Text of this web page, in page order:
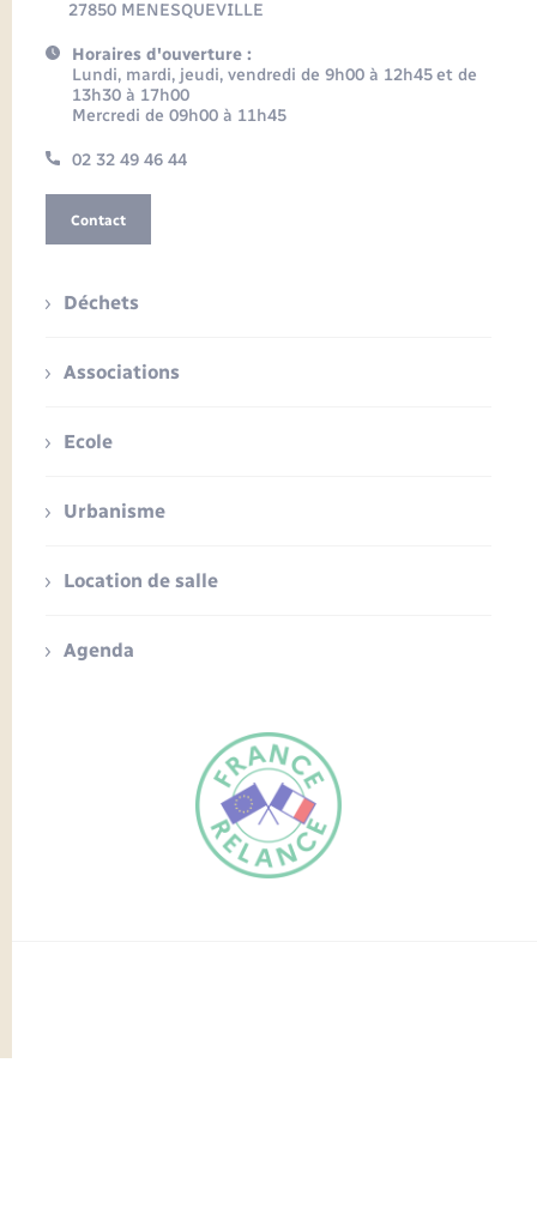
FR
27850 MENESQUEVILLE
Horaires d'ouverture :
Lundi, mardi, jeudi, vendredi de 9h00 à 12h45 et de
13h30 à 17h00
Mercredi de 09h00 à 11h45
02 32 49 46 44
Contact
Déchets
Associations
Ecole
Urbanisme
Location de salle
Agenda